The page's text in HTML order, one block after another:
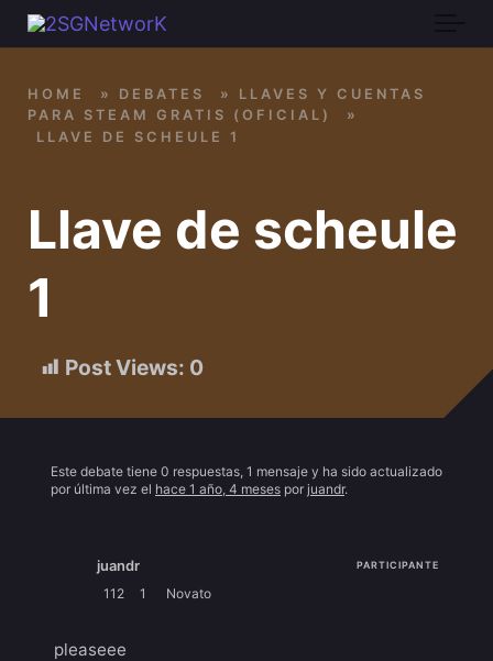
Skip to main content
Llave de scheule
1
Post Views: 0
HOME » DEBATES »
LLAVES Y CUENTAS
PARA STEAM GRATIS (OFICIAL)
»
LLAVE DE SCHEULE 1
Este debate tiene 0 respuestas, 1 mensaje y ha sido actualizado
por última vez el hace 1 año, 4 meses por juandr.
juandr PARTICIPANTE
112 1 Novato
pleaseee